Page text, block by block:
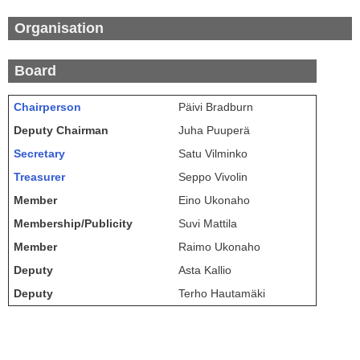
Organisation
Board
Chairperson
Päivi Bradburn
Deputy Chairman
Juha Puuperä
Secretary
Satu Vilminko
Treasurer
Seppo Vivolin
Member
Eino Ukonaho
Membership/Publicity
Suvi Mattila
Member
Raimo Ukonaho
Deputy
Asta Kallio
Deputy
Terho Hautamäki